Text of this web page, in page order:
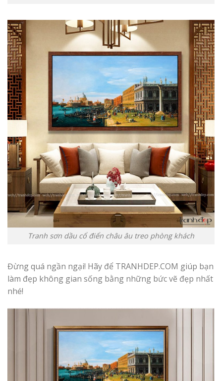
Tranh sơn dầu cổ điển châu âu treo phòng khách
Đừng quá ngần ngại! Hãy để TRANHDEP.COM giúp bạn
làm đẹp không gian sống bằng những bức vẽ đẹp nhất
nhé!